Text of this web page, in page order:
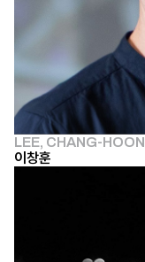
LEE, CHANG-HOON
이창훈